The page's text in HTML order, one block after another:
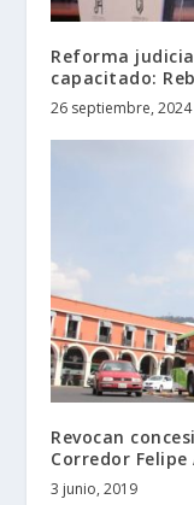
Reforma
capacitado:
26 septiembre, 2024
Revocan
Corredor Felipe
3 junio, 2019